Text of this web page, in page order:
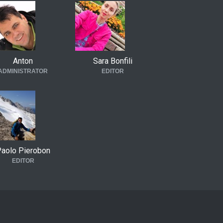
Anton Sara Bonfili
EDITOR
Pierobon
EDITOR